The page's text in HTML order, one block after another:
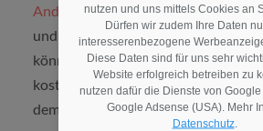
Andreas Rödenbeckmit den größten
und stellt Anwendungsfälle im
könnt ihr ihn übrigens am 11. Juni
kostenlosenWebinar bei der
dem Thema hören.
nutzen und uns mittels Cookies an
Dürfen wir zudem Ihre Daten
interesserenbezogene
Diese Daten sind für uns sehr
Website erfolgreich betreiben zu
nutzen dafür die Dienste von
Google Adsense (USA). Mehr
Datenschutz.